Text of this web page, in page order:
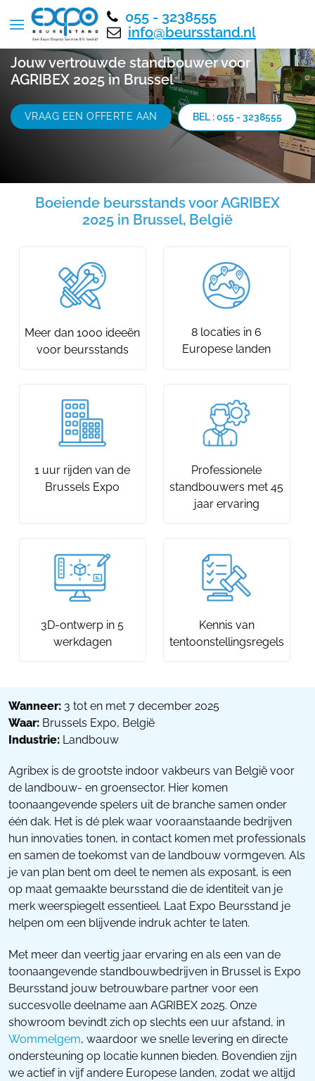
055 - 3238555
info@beursstand.nl
Jouw vertrouwde standbouwer voor
AGRIBEX 2025 in Brussel
VRAAG EEN OFFERTE AAN BEL : 055 - 3238555
Boeiende beursstands voor AGRIBEX
2025 in Brussel, België
Meer dan 1000 ideeën
voor beursstands
8 locaties in 6
Europese landen
1 uur rijden van de
Brussels Expo
Professionele
standbouwers met 45
jaar ervaring
3D-ontwerp in 5
werkdagen
Kennis van
tentoonstellingsregels
Wanneer: 3 tot en met 7 december 2025
Waar: Brussels Expo, België
Industrie: Landbouw
Agribex is de grootste indoor vakbeurs van België voor
de landbouw- en groensector. Hier komen
toonaangevende spelers uit de branche samen onder
één dak. Het is dé plek waar vooraanstaande bedrijven
hun innovaties tonen, in contact komen met professionals
en samen de toekomst van de landbouw vormgeven. Als
je van plan bent om deel te nemen als exposant, is een
op maat gemaakte beursstand die de identiteit van je
merk weerspiegelt essentieel. Laat Expo Beursstand je
helpen om een blijvende indruk achter te laten.
Met meer dan veertig jaar ervaring en als een van de
toonaangevende standbouwbedrijven in Brussel is Expo
Beursstand jouw betrouwbare partner voor een
succesvolle deelname aan AGRIBEX 2025. Onze
showroom bevindt zich op slechts een uur afstand, in
Wommelgem, waardoor we snelle levering en directe
ondersteuning op locatie kunnen bieden. Bovendien zijn
we actief in vijf andere Europese landen, zodat we altijd